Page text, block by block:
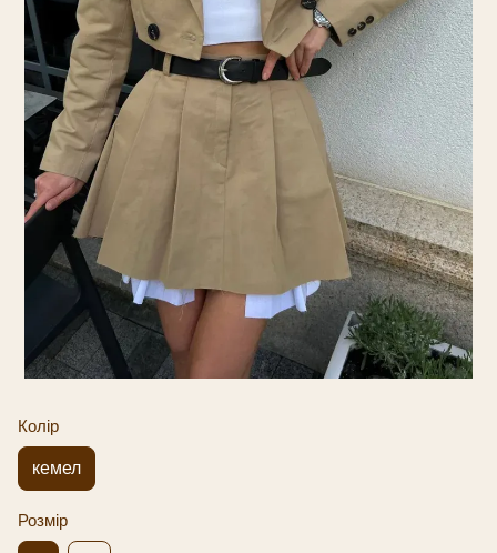
Колір
кемел
Розмір